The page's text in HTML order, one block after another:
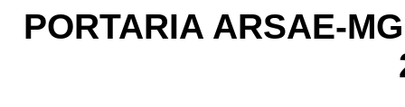
PORTARIA ARSAE-